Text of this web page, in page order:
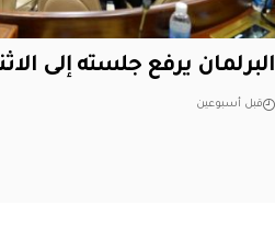
البرلمان يرفع جلسته إلى
قبل أسبوعين